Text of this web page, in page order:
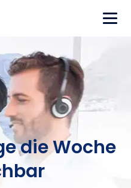
die Woche